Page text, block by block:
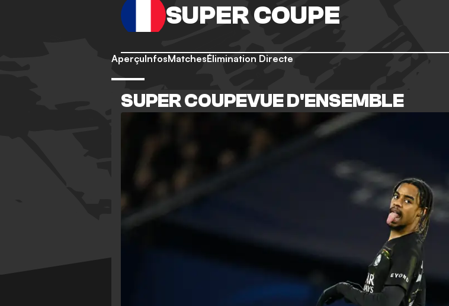
SUPER COUPE
AperçuInfosMatchesÉlimination Directe
SUPER COUPEVUE D'ENSEMBLE